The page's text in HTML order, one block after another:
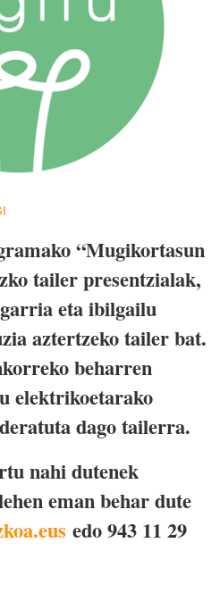
“Mugikortasun
tailer presentzialak,
eta ibilgailu
aztertzeko tailer bat.
beharren
elektrikoetarako
dago tailerra.
nahi dutenek
eman behar dute
edo 943 11 29